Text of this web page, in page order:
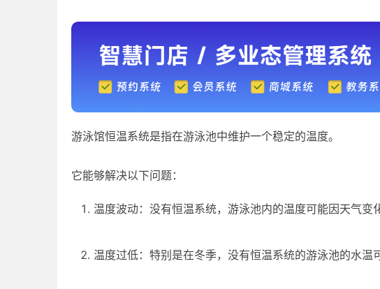
游泳馆恒温系统是指在游泳池中维护一个稳定的温度。
它能够解决以下问题：
温度波动：没有恒温系统，游泳池内的温度可能因天气变
温度过低：特别是在冬季，没有恒温系统的游泳池的水温